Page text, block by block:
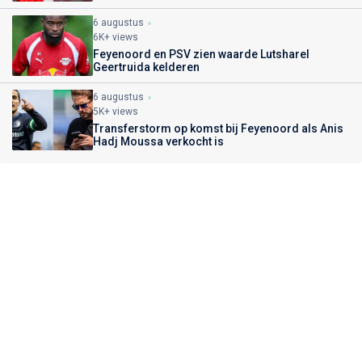
6 augustus
6K+ views
Feyenoord en PSV zien waarde Lutsharel
Geertruida kelderen
6 augustus
5K+ views
Transferstorm op komst bij Feyenoord als Anis
Hadj Moussa verkocht is